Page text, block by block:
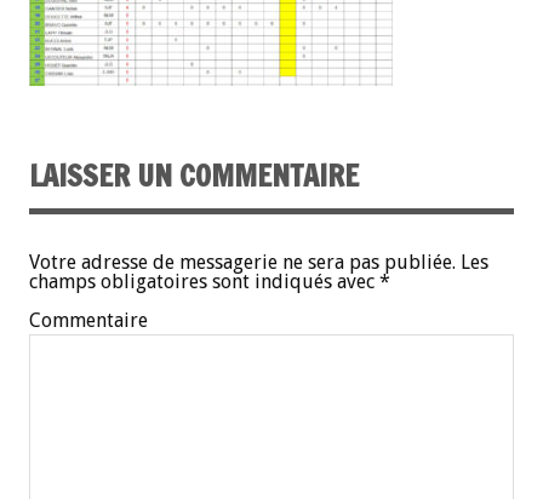
LAISSER UN COMMENTAIRE
Votre adresse de messagerie ne sera pas publiée. Les
champs obligatoires sont indiqués avec *
Commentaire